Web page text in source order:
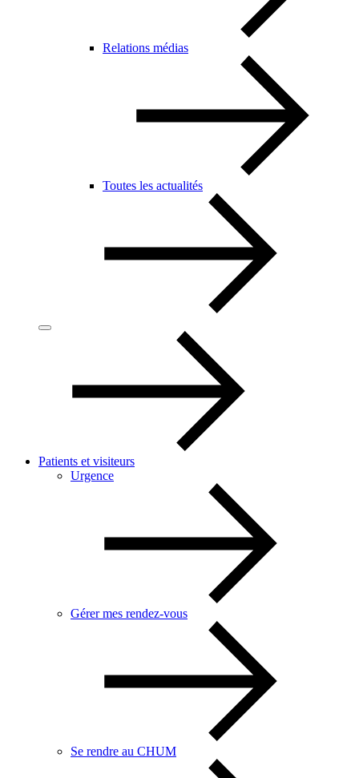
Relations médias
Toutes les actualités
Patients et visiteurs
Urgence
Gérer mes rendez-vous
Se rendre au CHUM